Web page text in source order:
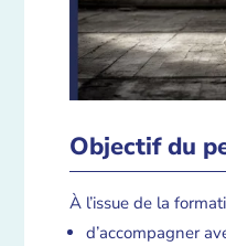
Objectif du
À l’issue de la
d’accompagner